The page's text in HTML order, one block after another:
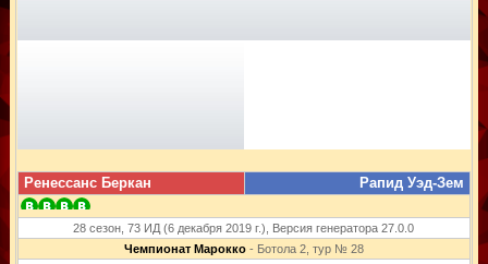
Ренессанс Беркан Рапид Уэд-Зем
28 сезон, 73 ИД (6 декабря 2019 г.), Версия генератора 27.0.0
Чемпионат Марокко- Ботола 2, тур № 28